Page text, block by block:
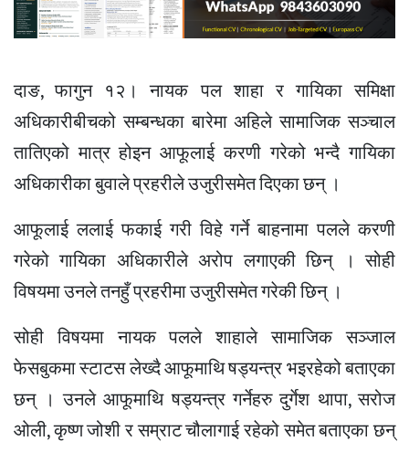
दाङ, फागुन १२। नायक पल शाहा र गायिका समिक्षा
अधिकारीबीचको सम्बन्धका बारेमा अहिले सामाजिक सञ्चाल
तातिएको मात्र होइन आफूलाई करणी गरेको भन्दै गायिका
अधिकारीका बुवाले प्रहरीले उजुरीसमेत दिएका छन् ।
आफूलाई ललाई फकाई गरी विहे गर्ने बाहनामा पलले करणी
गरेको गायिका अधिकारीले अरोप लगाएकी छिन् । सोही
विषयमा उनले तनहुँ प्रहरीमा उजुरीसमेत गरेकी छिन् ।
सोही विषयमा नायक पलले शाहाले सामाजिक सञ्जाल
फेसबुकमा स्टाटस लेख्दै आफूमाथि षड्यन्त्र भइरहेको बताएका
छन् । उनले आफूमाथि षड्यन्त्र गर्नेहरु दुर्गेश थापा, सरोज
ओली, कृष्ण जोशी र सम्राट चौलागाई रहेको समेत बताएका छन्